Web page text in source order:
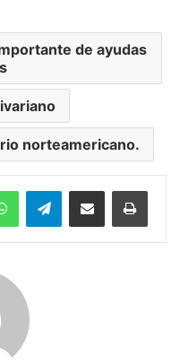
de ayudas
norteamericano.
WhatsAppTelegramCompartir por correo electrónico